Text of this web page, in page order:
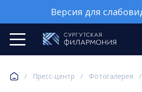
Версия для
/ Пресс-центр / Фотогалерея /